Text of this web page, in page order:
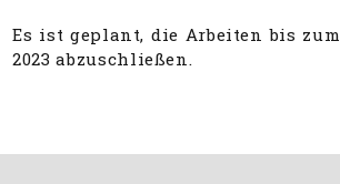
Es ist geplant, die Arbeiten bis
2023 abzuschließen.